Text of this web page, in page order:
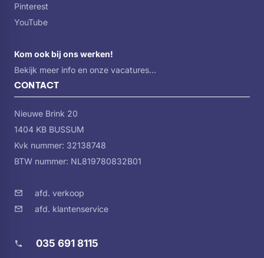
Pinterest
YouTube
Kom ook bij ons werken!
Bekijk meer info en onze vacatures...
CONTACT
Nieuwe Brink 20
1404 KB BUSSUM
Kvk nummer: 32138748
BTW nummer: NL819780832B01
afd. verkoop
afd. klantenservice
035 691 8115